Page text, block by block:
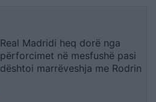
Real Madridi heq dorë nga
përforcimet në mesfushë pasi
dështoi marrëveshja me Rodrin